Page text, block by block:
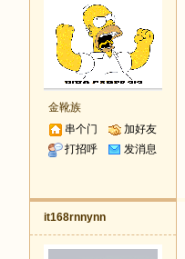
金靴族
串个门
加好友
打招呼
发消息
it168rnnynn